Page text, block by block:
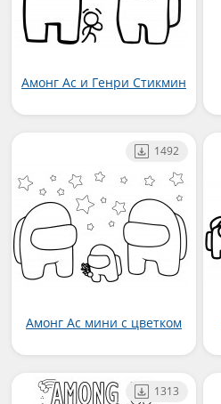
Амонг Ас и Генри Стикмин
Амонг Ас мини с цветком
1492
1313